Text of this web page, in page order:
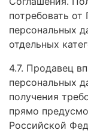
потребовать
персональных
отдельных
4.7. Продавец
персональных
получения
прямо
Российской